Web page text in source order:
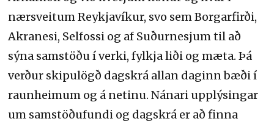
nærsveitum Reykjavíkur, svo sem Borgarfirði,
Akranesi, Selfossi og af Suðurnesjum til að
sýna samstöðu í verki, fylkja liði og mæta. Þá
verður skipulögð dagskrá allan daginn bæði í
raunheimum og á netinu. Nánari upplýsingar
um samstöðufundi og dagskrá er að finna